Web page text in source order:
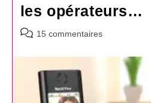
les opérateurs…
Commentaires
la
publication :
15 commentaires